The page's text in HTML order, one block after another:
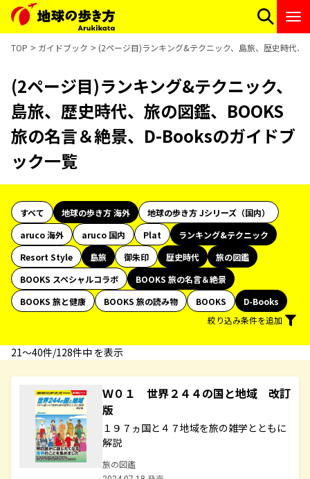
TOP ガイドブック (2ページ目)ランキング&テクニック、島旅、歴史時代
(2ページ目)ランキング&テクニック、
島旅、歴史時代、旅の図鑑、BOOKS
旅の名言＆絶景、D-Booksのガイドブ
ック一覧
すべて 地球の歩き方 海外
地球の歩き方 Jシリーズ（国内）
aruco 海外
aruco 国内 Plat
ランキング&テクニック
Resort Style
島旅 御朱印 歴史時代
旅の図鑑
BOOKS スペシャルコラボ
BOOKS 旅の名言＆絶景
BOOKS 旅と健康
BOOKS 旅の読み物 BOOKS
D-Books
絞り込み条件を追加
21〜40件/128件中 を表示
Ｗ０１ 世界２４４の国と地域 改訂
版
１９７ヵ国と４７地域を旅の雑学とともに
解説
旅の図鑑